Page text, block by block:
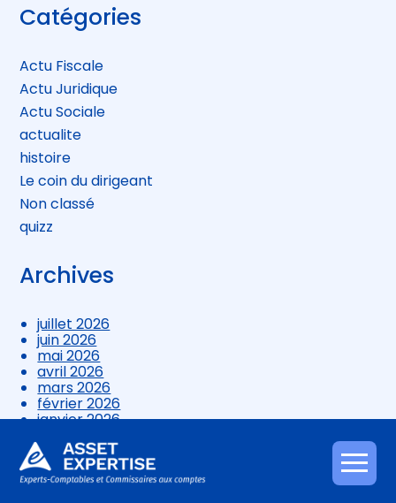
Aller
au
Blog
sidebar
Catégories
Actu Fiscale
Actu Juridique
Actu Sociale
actualite
histoire
Le coin du dirigeant
Non classé
quizz
Archives
juillet 2026
juin 2026
mai 2026
avril 2026
mars 2026
février 2026
janvier 2026
novembre 2025
octobre 2025
septembre 2025